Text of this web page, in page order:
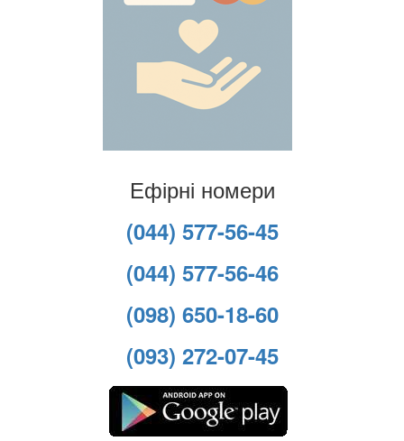
Ефірні номери
(044) 577-56-45
(044) 577-56-46
(098) 650-18-60
(093) 272-07-45